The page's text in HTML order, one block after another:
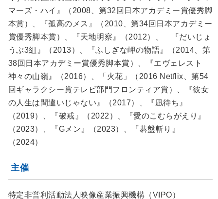
マーズ・ハイ』（2008、第32回日本アカデミー賞優秀脚
本賞）、『孤高のメス』（2010、第34回日本アカデミー
賞優秀脚本賞）、『天地明察』（2012）、 『だいじょ
うぶ3組』（2013）、『ふしぎな岬の物語』（2014、第
38回日本アカデミー賞優秀脚本賞）、『エヴェレスト
神々の山嶺』（2016）、「火花」（2016 Netflix、第54
回ギャラクシー賞テレビ部門フロンティア賞）、『彼女
の人生は間違いじゃない』（2017）、『凪待ち』
（2019）、『破戒』（2022）、『愛のこむらがえり』
（2023）、『Gメン』（2023）、『碁盤斬り』
（2024）
主催
特定非営利活動法人映像産業振興機構（VIPO）